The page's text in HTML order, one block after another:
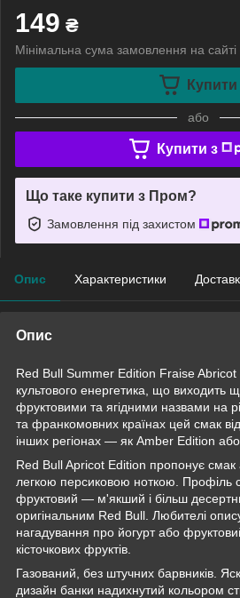
149 ₴
Мінімальна сума замовлення на
Купити
або
Купити з
Що таке купити з Пром?
Замовлення під захистом
Опис Характеристики
Опис
Red Bull Summer Edition Fraise
культового енергетика, що виходить
фруктовими та ягідними назвами на
та франкомовних країнах цей смак
інших регіонах — як Amber Edition
Red Bull Apricot Edition пропонує смак
легкою персиковою ноткою. Профіль
фруктовий — м'якший і більш
оригінальним Red Bull. Любителі
нагадування про йогурт або
кісточкових фруктів.
Газований, без штучних барвників.
дизайн банки надихнутий кольором